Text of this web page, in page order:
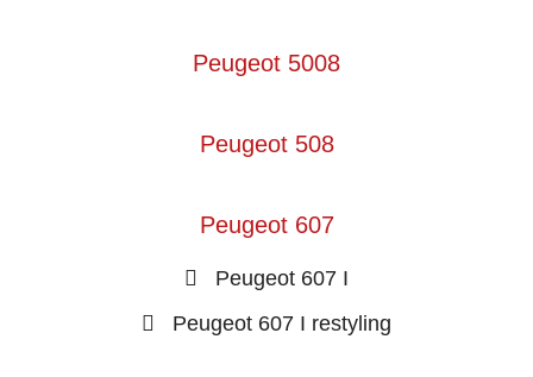
Peugeot 5008
Peugeot 508
Peugeot 607
Peugeot 607 I
Peugeot 607 I restyling